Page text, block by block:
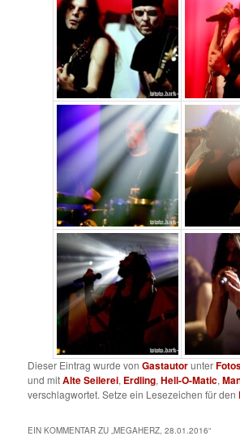
Dieser Eintrag wurde vonGastautorunter
und mitAlte Seilerei, Erdling,Hell-O-Matic,
verschlagwortet. Setze ein Lesezeichen für den
EIN KOMMENTAR ZU „MEGAHERZ, 28.01.2016“